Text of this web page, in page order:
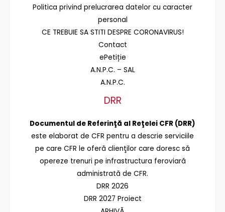
Politica privind prelucrarea datelor cu caracter
personal
CE TREBUIE SA STITI DESPRE CORONAVIRUS!
Contact
ePetiție
A.N.P.C. – SAL
A.N.P.C.
DRR
Documentul de Referinţă al Reţelei CFR (DRR)
este elaborat de CFR pentru a descrie serviciile
pe care CFR le oferă clienţilor care doresc să
opereze trenuri pe infrastructura feroviară
administrată de CFR.
DRR 2026
DRR 2027 Proiect